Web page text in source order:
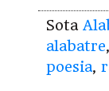
Sota
alabatre,
poesia,